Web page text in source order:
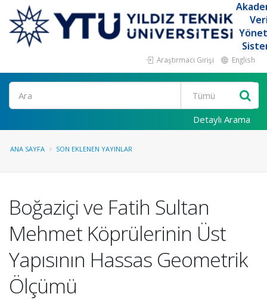
Araştırmacı Girişi English
Ara
Detaylı Arama
ANA SAYFA SON EKLENEN YAYINLAR
Boğaziçi ve Fatih Sultan
Mehmet Köprülerinin Üst
Yapısının Hassas Geometrik
Ölçümü